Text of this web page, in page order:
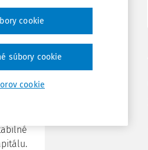
z
Zdieľať
Poznámka
cookie
súbory cookie
cookie